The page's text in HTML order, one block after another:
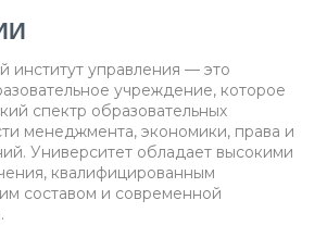
институт управления — это
учреждение, которое
спектр образовательных
менеджмента, экономики, права и
Университет обладает высокими
квалифицированным
составом и современной